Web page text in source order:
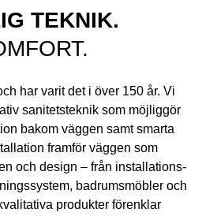
TEKNIK.
har varit det i över 150 år. Vi
sanitetsteknik som möjliggör
bakom väggen samt smarta
framför väggen som
och design – från installations-
badrumsmöbler och
produkter förenklar